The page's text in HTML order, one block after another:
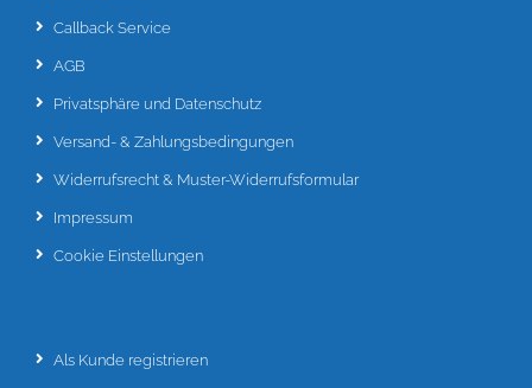
Callback Service
AGB
Privatsphäre und Datenschutz
Versand- & Zahlungsbedingungen
Widerrufsrecht & Muster-Widerrufsformular
Impressum
Cookie Einstellungen
Als Kunde registrieren